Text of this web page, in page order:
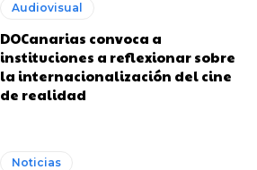
Audiovisual
DOCanarias convoca a
instituciones a reflexionar sobre
la internacionalización del cine
de realidad
Noticias